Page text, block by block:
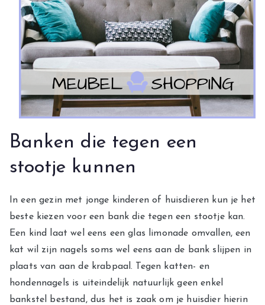
Banken die tegen een
stootje kunnen
In een gezin met jonge kinderen of huisdieren kun je het
beste kiezen voor een bank die tegen een stootje kan.
Een kind laat wel eens een glas limonade omvallen, een
kat wil zijn nagels soms wel eens aan de bank slijpen in
plaats van aan de krabpaal. Tegen katten- en
hondennagels is uiteindelijk natuurlijk geen enkel
bankstel bestand, dus het is zaak om je huisdier hierin